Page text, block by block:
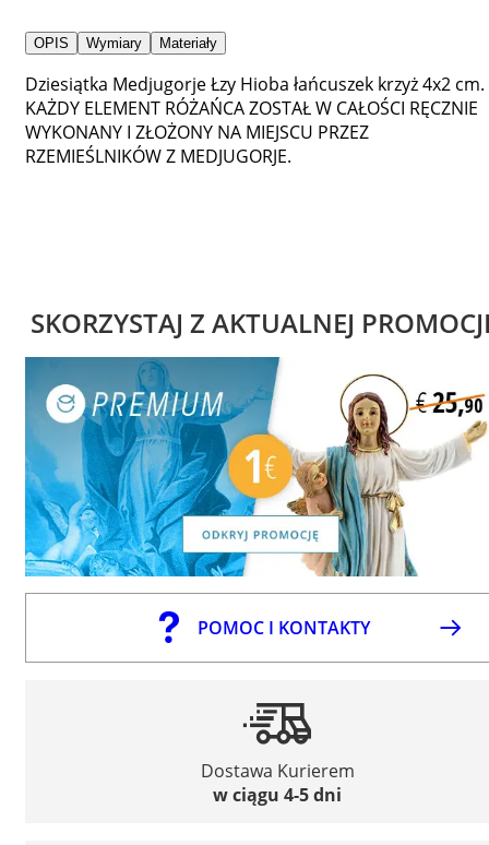
OPIS Wymiary Materiały
Dziesiątka Medjugorje Łzy Hioba łańcuszek krzyż 4x2 cm.
KAŻDY ELEMENT RÓŻAŃCA ZOSTAŁ W CAŁOŚCI RĘCZNIE
WYKONANY I ZŁOŻONY NA MIEJSCU PRZEZ
RZEMIEŚLNIKÓW Z MEDJUGORJE.
SKORZYSTAJ Z AKTUALNEJ
POMOC I KONTAKTY
Dostawa Kurierem
w ciągu 4-5 dni